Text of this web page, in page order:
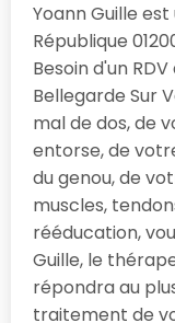
Yoann Guille
République
Besoin d'un
Bellegarde Sur
mal de dos, de
entorse, de
du genou, de
muscles,
rééducation,
Guille, le
répondra au
traitement de